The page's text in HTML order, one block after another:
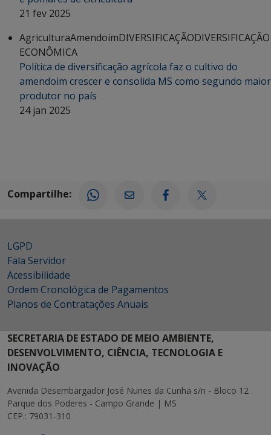
21 fev 2025
AgriculturaAmendoimDIVERSIFICAÇÃODIVERSIFICAÇÃO
ECONÔMICA
Política de diversificação agrícola faz o cultivo do
amendoim crescer e consolida MS como segundo maior
produtor no país
24 jan 2025
Compartilhe:
LGPD
Fala Servidor
Acessibilidade
Ordem Cronológica de Pagamentos
Planos de Contratações Anuais
SECRETARIA DE ESTADO DE MEIO AMBIENTE,
DESENVOLVIMENTO, CIÊNCIA, TECNOLOGIA E
INOVAÇÃO
Avenida Desembargador José Nunes da Cunha s/n - Bloco 12
Parque dos Poderes - Campo Grande | MS
CEP.: 79031-310